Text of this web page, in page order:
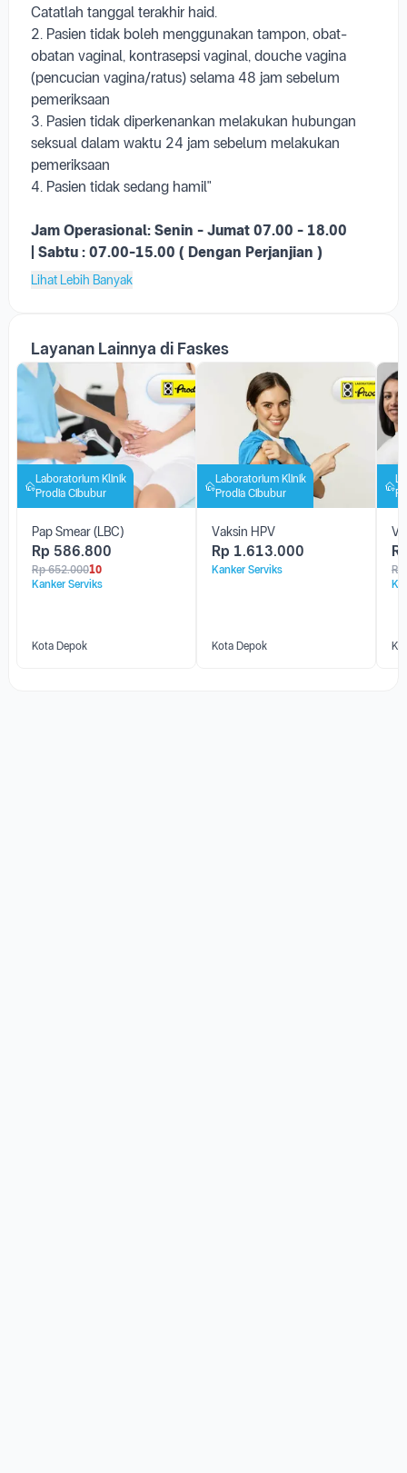
Catatlah tanggal terakhir haid.
2. Pasien tidak boleh menggunakan tampon, obat-
obatan vaginal, kontrasepsi vaginal, douche vagina
(pencucian vagina/ratus) selama 48 jam sebelum
pemeriksaan
3. Pasien tidak diperkenankan melakukan hubungan
seksual dalam waktu 24 jam sebelum melakukan
pemeriksaan
4. Pasien tidak sedang hamil"
Jam Operasional: Senin - Jumat 07.00 - 18.00
Sabtu : 07.00-15.00 ( Dengan Perjanjian )
Lihat Lebih Banyak
Layanan Lainnya di Faskes
Laboratorium Klinik
Prodia Cibubur
Pap Smear (LBC)
Rp 586.800
Rp 652.00010
Kanker Serviks
Kota Depok
Laboratorium Klinik
Prodia Cibubur
Vaksin HPV
Rp 1.613.000
Kanker Serviks
Kota Depok
Rp